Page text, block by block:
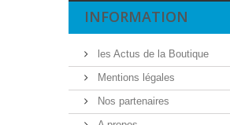
INFORMATION
les Actus de la Boutique
Mentions légales
Nos partenaires